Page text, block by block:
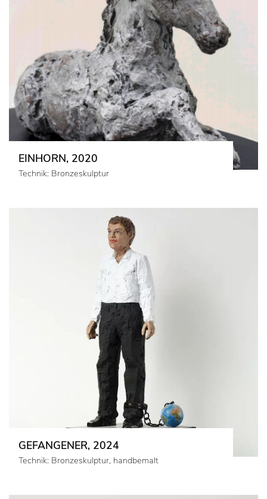
EINHORN, 2020
Technik: Bronzeskulptur
GEFANGENER, 2024
Technik: Bronzeskulptur, handbemalt